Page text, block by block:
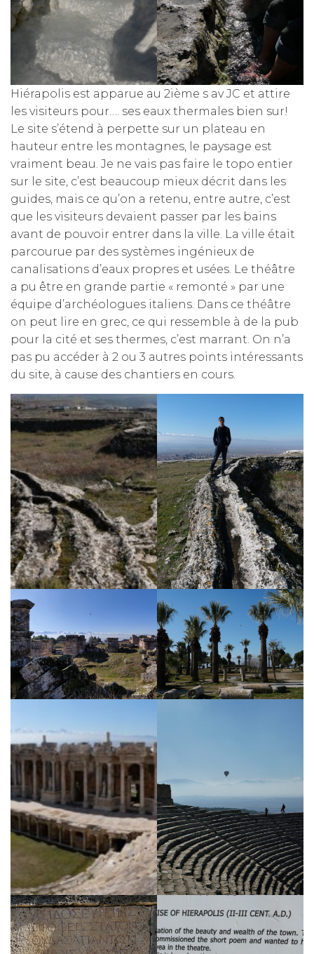
Hiérapolis est apparue au 2ième s av JC et attire
les visiteurs pour…. ses eaux thermales bien sur!
Le site s’étend à perpette sur un plateau en
hauteur entre les montagnes, le paysage est
vraiment beau. Je ne vais pas faire le topo entier
sur le site, c’est beaucoup mieux décrit dans les
guides, mais ce qu’on a retenu, entre autre, c’est
que les visiteurs devaient passer par les bains
avant de pouvoir entrer dans la ville. La ville était
parcourue par des systèmes ingénieux de
canalisations d’eaux propres et usées. Le théâtre
a pu être en grande partie « remonté » par une
équipe d’archéologues italiens. Dans ce théâtre
on peut lire en grec, ce qui ressemble à de la pub
pour la cité et ses thermes, c’est marrant. On n’a
pas pu accéder à 2 ou 3 autres points intéressants
du site, à cause des chantiers en cours.